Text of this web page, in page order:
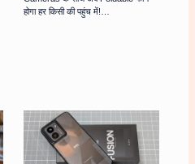
होगा हर किसी की पहुंच में!…